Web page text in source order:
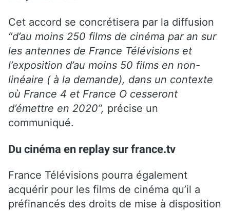
Cet accord se concrétisera par la diffusion
“d’au moins 250 films de cinéma par an sur
les antennes de France Télévisions et
l’exposition d’au moins 50 films en non-
linéaire ( à la demande), dans un contexte
où France 4 et France O cesseront
d’émettre en 2020”, précise un
communiqué.
Du cinéma en replay sur france.tv
France Télévisions pourra également
acquérir pour les films de cinéma qu’il a
préfinancés des droits de mise à disposition